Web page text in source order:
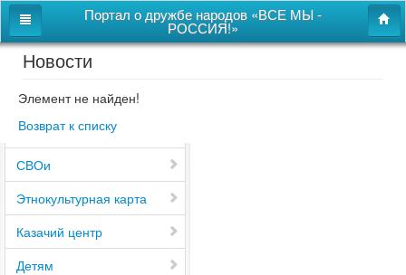
Портал о дружбе народов «ВСЕ МЫ -
РОССИЯ!»
Главная
Дом дружбы народов
Новости
СВОи
Этнокультурная карта
Казачий центр
Детям
Новости
Элемент не найден!
Возврат к списку